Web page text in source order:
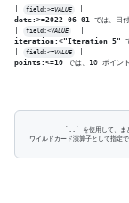
field:>=VALUE
date:>=2022-06-01 では、日
field:<VALUE
iteration:<"Iteration 5"
field:<=VALUE
points:<=10 では、10 ポイン